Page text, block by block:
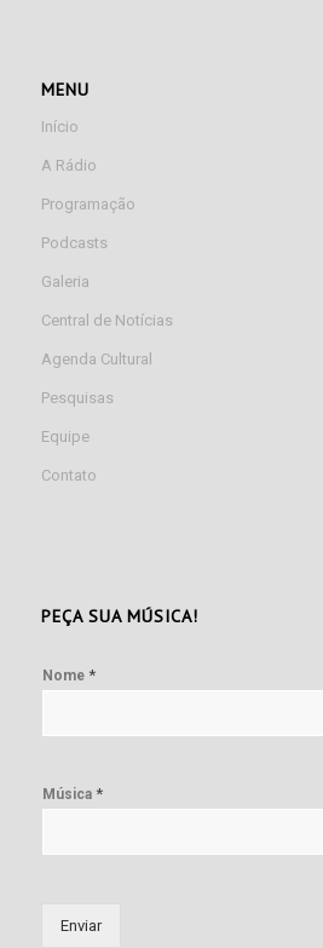
MENU
Início
A Rádio
Programação
Podcasts
Galeria
Central de Notícias
Agenda Cultural
Pesquisas
Equipe
Contato
PEÇA SUA MÚSICA!
Nome *
Música *
Enviar